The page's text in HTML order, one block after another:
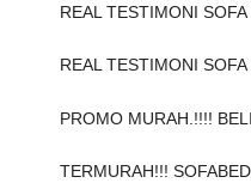
REAL TESTIMONI
REAL TESTIMONI
PROMO MURAH.!!!!
TERMURAH!!!